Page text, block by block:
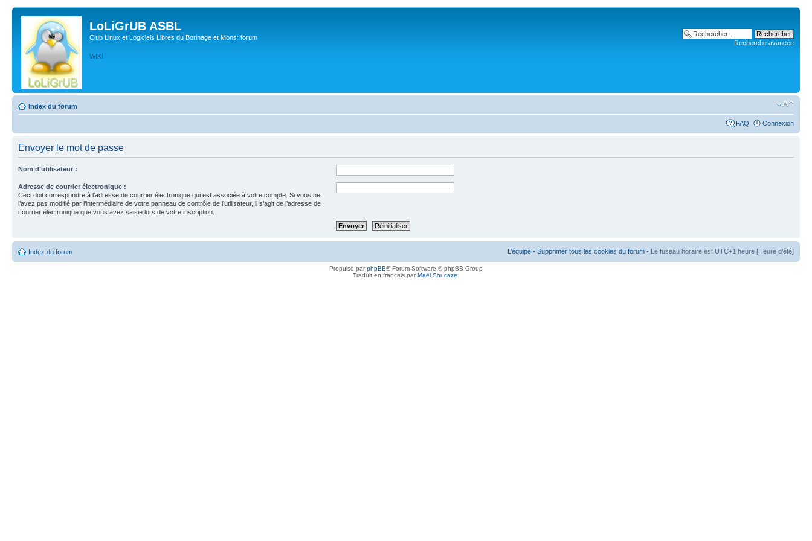
LoLiGrUB ASBL
Club Linux et Logiciels Libres du Borinage et Mons: forum
WIKI
Recherche avancée
Index du forum
FAQ Connexion
Envoyer le mot de passe
Nom d’utilisateur :
Adresse de courrier électronique :
Ceci doit correspondre à l’adresse de courrier électronique qui est associée à votre compte. Si vous ne
l’avez pas modifié par l’intermédiaire de votre panneau de contrôle de l’utilisateur, il s’agit de l’adresse de
courrier électronique que vous avez saisie lors de votre inscription.
Index du forum L’équipe • Supprimer tous les cookies du forum • Le fuseau horaire est UTC+1 heure [Heure d’été]
Propulsé parphpBB® Forum Software © phpBB Group
Traduit en français parMaël Soucaze